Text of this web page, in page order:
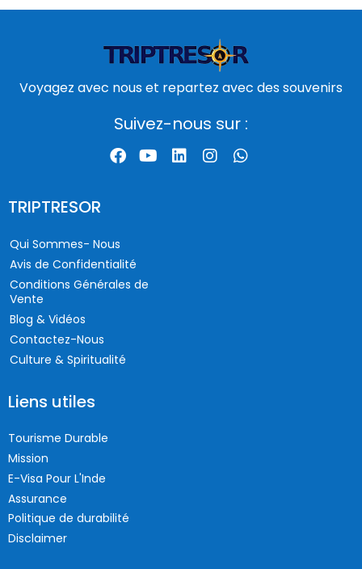
Voyagez avec nous et repartez avec des souvenirs
Suivez-nous sur :
TRIPTRESOR
Qui Sommes- Nous
Avis de Confidentialité
Conditions Générales de
Vente
Blog & Vidéos
Contactez-Nous
Culture & Spiritualité
Liens utiles
Tourisme Durable
Mission
E-Visa Pour L'Inde
Assurance
Politique de durabilité
Disclaimer